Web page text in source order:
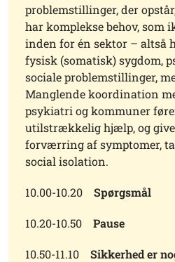
problemstillinger, der
har komplekse behov, som
inden for én sektor – altså
fysisk (somatisk) sygdom,
sociale problemstillinger,
Manglende koordination
psykiatri og kommuner
utilstrækkelig hjælp, og
forværring af symptomer,
social isolation.
10.00-10.20 Spørgsmål
10.20-10.50 Pause
10.50-11.10 Sikkerhed er